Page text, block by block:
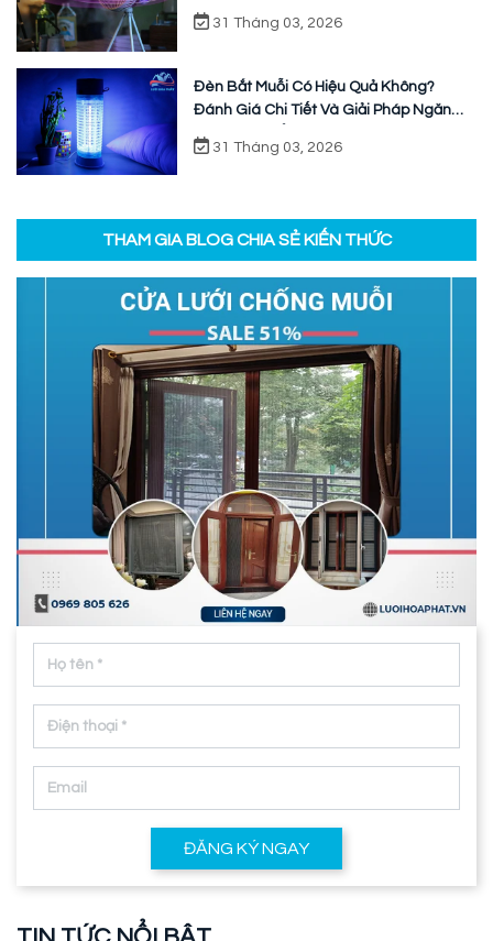
Vững
31 Tháng 03, 2026
Đèn Bắt Muỗi Có Hiệu Quả Không?
Đánh Giá Chi Tiết Và Giải Pháp Ngăn
31 Tháng 03, 2026
THAM GIA BLOG CHIA SẺ KIẾN THỨC
ĐĂNG KÝ NGAY